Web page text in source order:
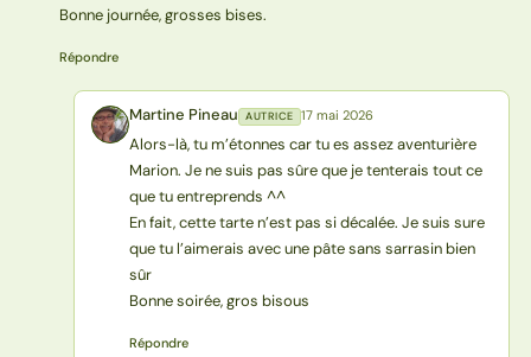
Bonne journée, grosses bises.
Répondre
MP Martine Pineau AUTRICE 17 mai 2026
Alors-là, tu m’étonnes car tu es assez aventurière
Marion. Je ne suis pas sûre que je tenterais tout ce
que tu entreprends ^^
En fait, cette tarte n’est pas si décalée. Je suis sure
que tu l’aimerais avec une pâte sans sarrasin bien
sûr
Bonne soirée, gros bisous
Répondre